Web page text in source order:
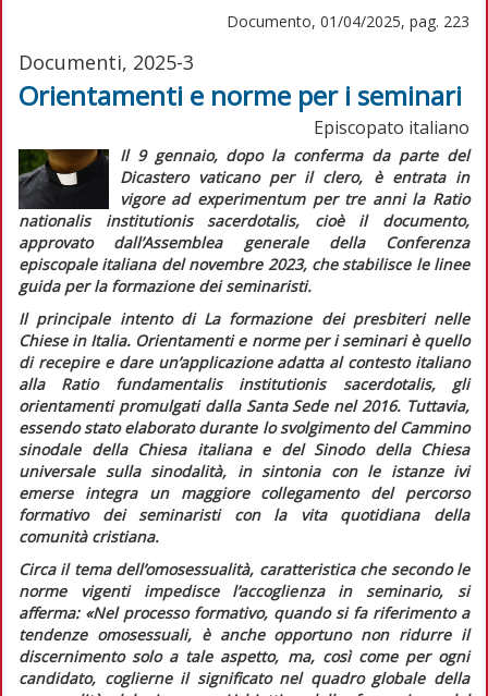
Documento, 01/04/2025, pag. 223
Documenti, 2025-3
Orientamenti e norme per i seminari
Episcopato italiano
Il 9 gennaio, dopo la conferma da parte del
Dicastero vaticano per il clero, è entrata in
vigore ad experimentum per tre anni la Ratio
nationalis institutionis sacerdotalis, cioè il documento,
approvato dall’Assemblea generale della Conferenza
episcopale italiana del novembre 2023, che stabilisce le linee
guida per la formazione dei seminaristi.
Il principale intento di La formazione dei presbiteri nelle
Chiese in Italia. Orientamenti e norme per i seminariè quello
di recepire e dare un’applicazione adatta al contesto italiano
alla Ratio fundamentalis institutionis sacerdotalis,gli
orientamenti promulgati dalla Santa Sede nel 2016. Tuttavia,
essendo stato elaborato durante lo svolgimento del Cammino
sinodale della Chiesa italiana e del Sinodo della Chiesa
universale sulla sinodalità, in sintonia con le istanze ivi
emerse integra un maggiore collegamento del percorso
formativo dei seminaristi con la vita quotidiana della
comunità cristiana.
Circa il tema dell’omosessualità, caratteristica che secondo le
norme vigenti impedisce l’accoglienza in seminario, si
afferma: «Nel processo formativo, quando si fa riferimento a
tendenze omosessuali, è anche opportuno non ridurre il
discernimento solo a tale aspetto, ma, così come per ogni
candidato, coglierne il significato nel quadro globale della